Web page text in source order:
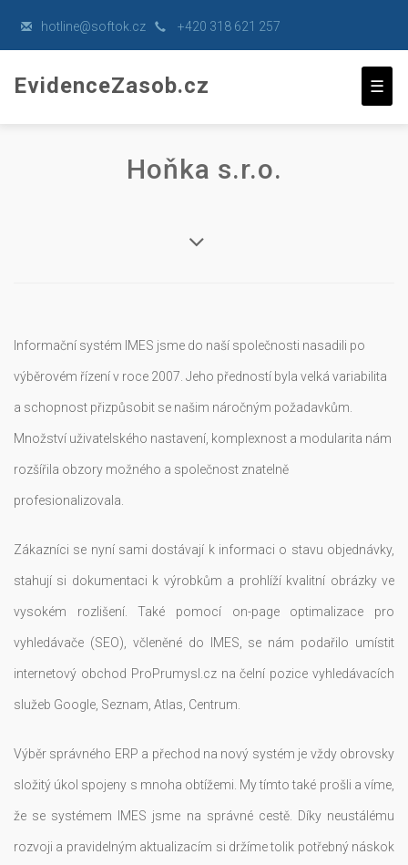
☰
hot line@softok.cz +420 318 621 257
EvidenceZasob.cz
Hoňka s.r.o.
Informační systém IMES jsme do naší společnosti nasadili po
výběrovém řízení v roce 2007. Jeho předností byla velká variabilita
a schopnost přizpůsobit se našim náročným požadavkům.
Množství uživatelského nastavení, komplexnost a modularita nám
rozšířila obzory možného a společnost znatelně
profesionalizovala.
Zákazníci se nyní sami dostávají k informaci o stavu objednávky,
stahují si dokumentaci k výrobkům a prohlíží kvalitní obrázky ve
vysokém rozlišení. Také pomocí on-page optimalizace pro
vyhledávače (SEO), včleněné do IMES, se nám podařilo umístit
internetový obchod ProPrumysl.cz na čelní pozice vyhledávacích
služeb Google, Seznam, Atlas, Centrum.
Výběr správného ERP a přechod na nový systém je vždy obrovsky
složitý úkol spojeny s mnoha obtížemi. My tímto také prošli a víme,
že se systémem IMES jsme na správné cestě. Díky neustálému
rozvoji a pravidelným aktualizacím si držíme tolik potřebný náskok